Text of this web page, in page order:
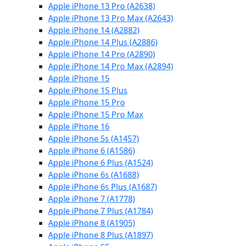
Apple iPhone 13 Pro (A2638)
Apple iPhone 13 Pro Max (A2643)
Apple iPhone 14 (A2882)
Apple iPhone 14 Plus (A2886)
Apple iPhone 14 Pro (A2890)
Apple iPhone 14 Pro Max (A2894)
Apple iPhone 15
Apple iPhone 15 Plus
Apple iPhone 15 Pro
Apple iPhone 15 Pro Max
Apple iPhone 16
Apple iPhone 5s (A1457)
Apple iPhone 6 (A1586)
Apple iPhone 6 Plus (A1524)
Apple iPhone 6s (A1688)
Apple iPhone 6s Plus (A1687)
Apple iPhone 7 (A1778)
Apple iPhone 7 Plus (A1784)
Apple iPhone 8 (A1905)
Apple iPhone 8 Plus (A1897)